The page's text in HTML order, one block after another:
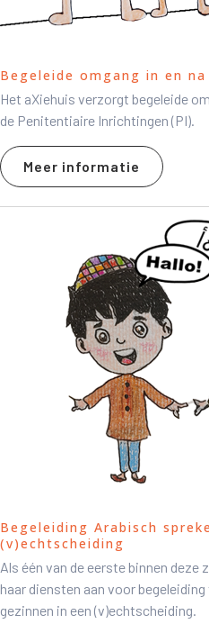
Begeleide omgang in en
Het aXiehuis verzorgt begeleide
de Penitentiaire Inrichtingen (PI).
Meer informatie
Begeleiding Arabisch
(v)echtscheiding
Als één van de eerste binnen
haar diensten aan voor
gezinnen in een (v)echtscheiding.